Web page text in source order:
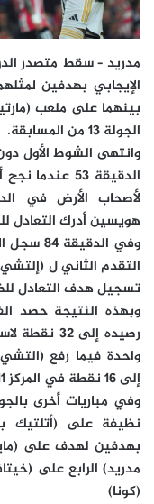
مدريد – سقط متصدر
الإيجابي بهدفين
بينهما على ملعب
الجولة 13 من المسابقة.
وانتهى الشوط الأول
الدقيقة 53
هويسين أدرك التعادل
وفي
التقدم الثاني ل
تسجيل هدف التعادل
وبهذه النتيجة حصد
رصيده إلى
واحدة فيما رفع
إلى 16 نقطة في المركز 11 بالترتيب.
وفي مباريات أخرى
نظيفة على (أتلتيك
بهدفين لهدف على
مدريد) الرابع على
(كونا)